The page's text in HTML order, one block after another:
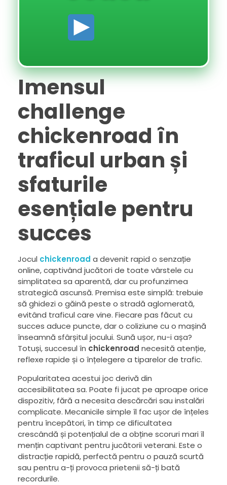
Imensul
challenge
chickenroad în
traficul urban și
sfaturile
esențiale pentru
succes
Jocul chickenroad a devenit rapid o senzație
online, captivând jucători de toate vârstele cu
simplitatea sa aparentă, dar cu profunzimea
strategică ascunsă. Premisa este simplă: trebuie
să ghidezi o găină peste o stradă aglomerată,
evitând traficul care vine. Fiecare pas făcut cu
succes aduce puncte, dar o coliziune cu o mașină
înseamnă sfârșitul jocului. Sună ușor, nu-i așa?
Totuși, succesul în chickenroad necesită atenție,
reflexe rapide și o înțelegere a tiparelor de trafic.
Popularitatea acestui joc derivă din
accesibilitatea sa. Poate fi jucat pe aproape orice
dispozitiv, fără a necesita descărcări sau instalări
complicate. Mecanicile simple îl fac ușor de înțeles
pentru începători, în timp ce dificultatea
crescândă și potențialul de a obține scoruri mari îl
mențin captivant pentru jucătorii veterani. Este o
distracție rapidă, perfectă pentru o pauză scurtă
sau pentru a-ți provoca prietenii să-ți bată
recordurile.